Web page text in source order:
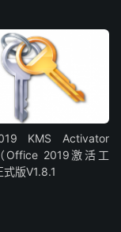
KMS Activator
Office 2019激活工
版V1.8.1